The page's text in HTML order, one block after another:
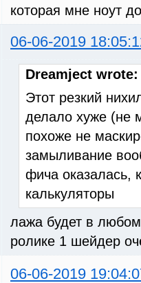
которая мне ноут
06-06-2019
Dreamject wrote:
Этот резкий
делало хуже (не
похоже не
замыливание
фича оказалась,
калькуляторы
лажа будет в
ролике 1 шейдер
06-06-2019